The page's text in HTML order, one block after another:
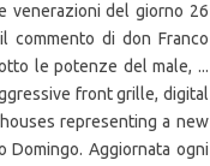
venerazioni del giorno 26
commento di don Franco
le potenze del male, ...
front grille, digital
representing a new
Aggiornata ogni